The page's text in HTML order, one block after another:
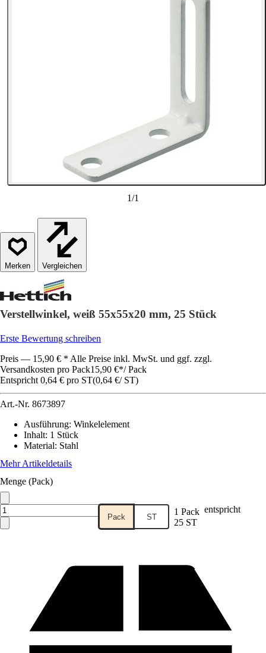
1/1
Vergleichen
Verstellwinkel, weiß 55x55x20 mm, 25 Stück
Erste Bewertung schreiben
Preis — 15,90 € * Alle Preise inkl. MwSt. und ggf. zzgl.
Versandkosten pro Pack15,90 €*/ Pack
Entspricht 0,64 € pro ST(0,64 €/ ST)
Art.-Nr. 8673897
Ausführung: Winkelelement
Inhalt: 1 Stück
Material: Stahl
Mehr Artikeldetails
Menge (Pack)
Pack ST 1 Pack entspricht
25 ST